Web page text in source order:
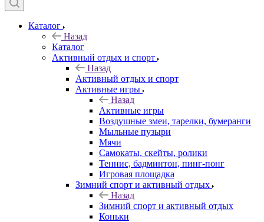
Каталог
Назад
Каталог
Активный отдых и спорт
Назад
Активный отдых и спорт
Активные игры
Назад
Активные игры
Воздушные змеи, тарелки, бумеранги
Мыльные пузыри
Мячи
Самокаты, скейты, ролики
Теннис, бадминтон, пинг-понг
Игровая площадка
Зимний спорт и активный отдых
Назад
Зимний спорт и активный отдых
Коньки